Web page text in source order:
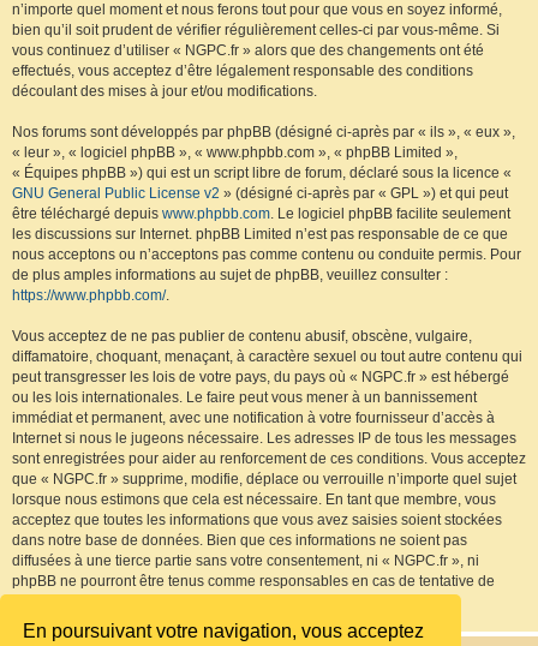
En poursuivant votre navigation, vous acceptez
n’importe quel moment et nous ferons tout pour que vous en soyez informé,
bien qu’il soit prudent de vérifier régulièrement celles-ci par vous-même. Si
vous continuez d’utiliser « NGPC.fr » alors que des changements ont été
effectués, vous acceptez d’être légalement responsable des conditions
découlant des mises à jour et/ou modifications.
Nos forums sont développés par phpBB (désigné ci-après par « ils », « eux »,
« leur », « logiciel phpBB », « www.phpbb.com », « phpBB Limited »,
« Équipes phpBB ») qui est un script libre de forum, déclaré sous la licence «
GNU General Public License v2 » (désigné ci-après par « GPL ») et qui peut
être téléchargé depuis www.phpbb.com. Le logiciel phpBB facilite seulement
les discussions sur Internet. phpBB Limited n’est pas responsable de ce que
nous acceptons ou n’acceptons pas comme contenu ou conduite permis. Pour
de plus amples informations au sujet de phpBB, veuillez consulter :
https://www.phpbb.com/.
Vous acceptez de ne pas publier de contenu abusif, obscène, vulgaire,
diffamatoire, choquant, menaçant, à caractère sexuel ou tout autre contenu qui
peut transgresser les lois de votre pays, du pays où « NGPC.fr » est hébergé
ou les lois internationales. Le faire peut vous mener à un bannissement
immédiat et permanent, avec une notification à votre fournisseur d’accès à
Internet si nous le jugeons nécessaire. Les adresses IP de tous les messages
sont enregistrées pour aider au renforcement de ces conditions. Vous acceptez
que « NGPC.fr » supprime, modifie, déplace ou verrouille n’importe quel sujet
lorsque nous estimons que cela est nécessaire. En tant que membre, vous
acceptez que toutes les informations que vous avez saisies soient stockées
dans notre base de données. Bien que ces informations ne soient pas
diffusées à une tierce partie sans votre consentement, ni « NGPC.fr », ni
phpBB ne pourront être tenus comme responsables en cas de tentative de